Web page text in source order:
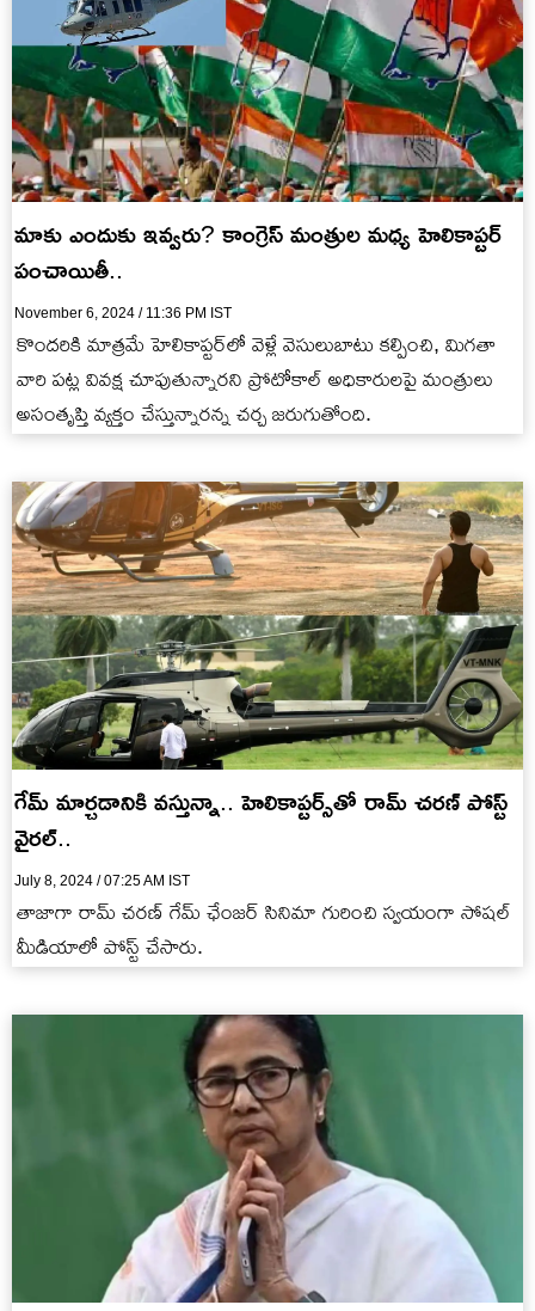
మాకు ఎందుకు ఇవ్వరు? కాంగ్రెస్‌ మంత్రుల మధ్య హెలికాప్టర్
పంచాయితీ..
November 6, 2024 / 11:36 PM IST
కొందరికి మాత్రమే హెలికాప్టర్‌లో వెళ్లే వెసులుబాటు కల్పించి, మిగతా
వారి పట్ల వివక్ష చూపుతున్నారని ప్రోటోకాల్ అధికారులపై మంత్రులు
అసంతృప్తి వ్యక్తం చేస్తున్నారన్న చర్చ జరుగుతోంది.
గేమ్ మార్చడానికి వస్తున్నా.. హెలికాప్టర్స్‌తో రామ్ చరణ్ పోస్ట్
వైరల్..
July 8, 2024 / 07:25 AM IST
తాజాగా రామ్ చరణ్ గేమ్ ఛేంజర్ సినిమా గురించి స్వయంగా సోషల్
మీడియాలో పోస్ట్ చేసారు.